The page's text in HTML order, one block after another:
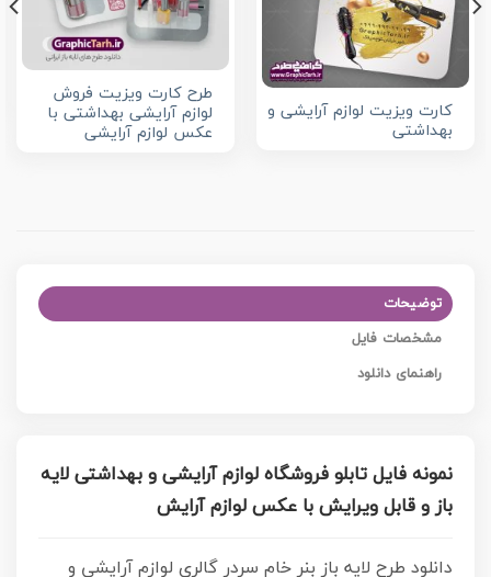
کارت ویزیت لوازم آرایشی و
بهداشتی
طرح کارت ویزیت فروش
لوازم آرایشی بهداشتی با
عکس لوازم آرایشی
توضیحات
مشخصات فایل
راهنمای دانلود
نمونه فایل تابلو فروشگاه لوازم آرایشی و بهداشتی لایه
باز و قابل ویرایش با عکس لوازم آرایش
دانلود طرح لایه باز بنر خام سردر گالری لوازم آرایشی و